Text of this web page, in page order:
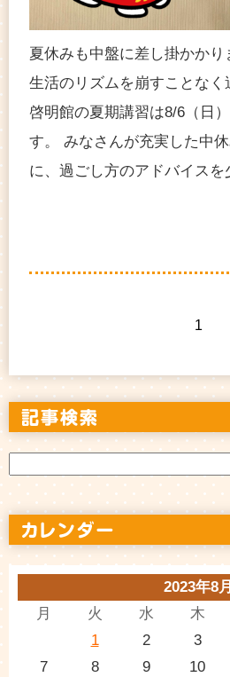
夏休みも中盤に差し掛かかり
生活のリズムを崩すことなく
啓明館の夏期講習は8/6（日
す。 みなさんが充実した中
に、過ごし方のアドバイス
1
2023年8月
月
火 水 木
1 2 3
7
8 9 10